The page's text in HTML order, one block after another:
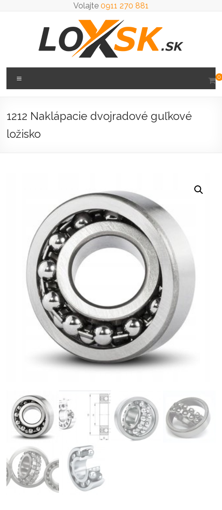
Volajte 0911 270 881
Loxsk
predaj
0
1212 Naklápacie dvojradové guľkové
ložisko